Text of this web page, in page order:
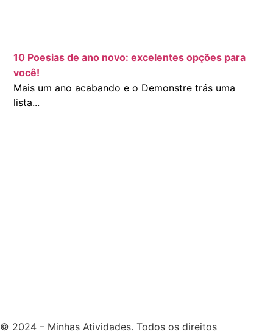
10 Poesias de ano novo: excelentes opções para
você!
Mais um ano acabando e o Demonstre trás uma
lista...
© 2024 – Minhas Atividades. Todos os direitos